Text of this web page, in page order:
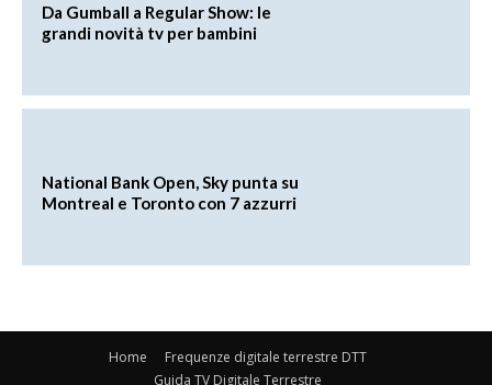
Da Gumball a Regular Show: le
grandi novità tv per bambini
National Bank Open, Sky punta su
Montreal e Toronto con 7 azzurri
Home
Frequenze digitale terrestre DTT
Guida TV Digitale Terrestre